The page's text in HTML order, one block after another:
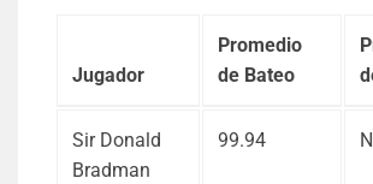
Jugador
Promedio
de Bateo
Sir Donald
Bradman
99.94